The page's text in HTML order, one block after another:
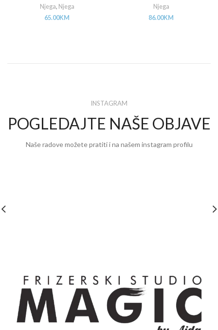
Njega, Njega
65.00KM
Njega
86.00KM
INSTAGRAM
POGLEDAJTE NAŠE OBJAVE
Naše radove možete pratiti i na našem instagram profilu